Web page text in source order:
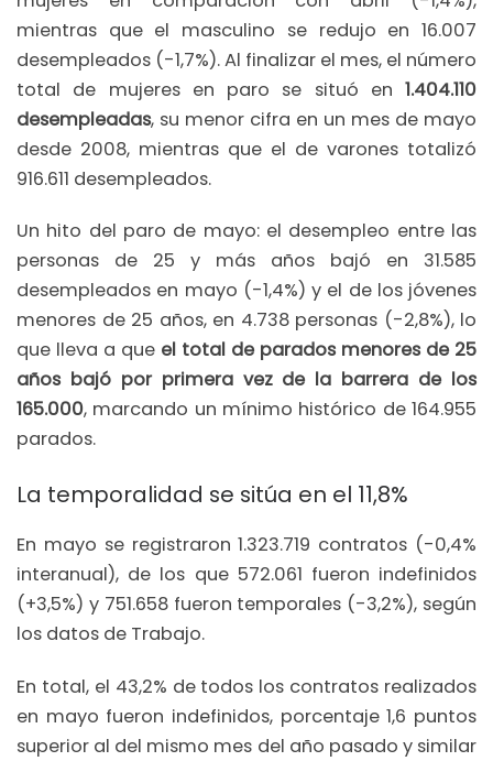
mientras que el masculino se redujo en 16.007
desempleados (-1,7%). Al finalizar el mes, el número
total de mujeres en paro se situó en 1.404.110
desempleadas, su menor cifra en un mes de mayo
desde 2008, mientras que el de varones totalizó
916.611 desempleados.
Un hito del paro de mayo: el desempleo entre las
personas de 25 y más años bajó en 31.585
desempleados en mayo (-1,4%) y el de los jóvenes
menores de 25 años, en 4.738 personas (-2,8%), lo
que lleva a que el total de parados menores de 25
años bajó por primera vez de la barrera de los
165.000, marcando un mínimo histórico de 164.955
parados.
La temporalidad se sitúa en el 11,8%
En mayo se registraron 1.323.719 contratos (-0,4%
interanual), de los que 572.061 fueron indefinidos
(+3,5%) y 751.658 fueron temporales (-3,2%), según
los datos de Trabajo.
En total, el 43,2% de todos los contratos realizados
en mayo fueron indefinidos, porcentaje 1,6 puntos
superior al del mismo mes del año pasado y similar